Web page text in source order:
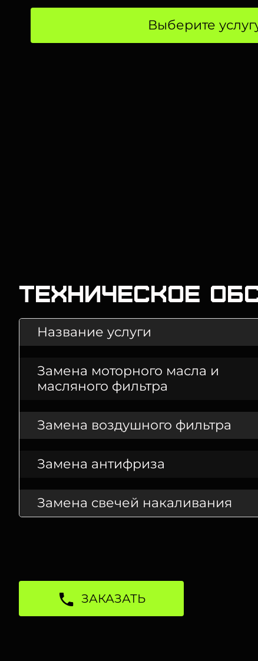
Выберите
Техническое
Название услуги
Замена моторного масла и
масляного фильтра
Замена воздушного фильтра
Замена антифриза
Замена свечей накаливания
ЗАКАЗАТЬ